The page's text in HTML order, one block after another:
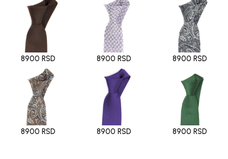
8900 RSD 8900 RSD 8900 RSD
8900 RSD 8900 RSD 8900 RSD